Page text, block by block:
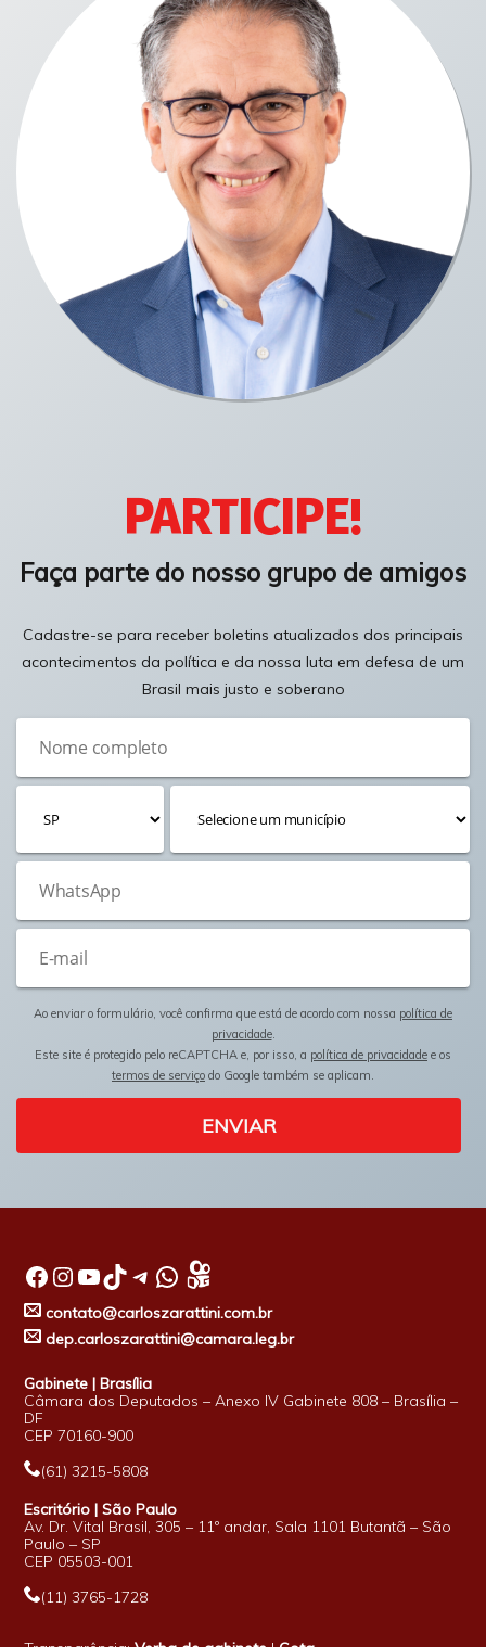
PARTICIPE!
Faça parte do nosso grupo de amigos
Cadastre-se para receber boletins atualizados dos principais
acontecimentos da política e da nossa luta em defesa de um
Brasil mais justo e soberano
Ao enviar o formulário, você confirma que está de acordo com nossa política de
privacidade.
Este site é protegido pelo reCAPTCHA e, por isso, a política de privacidade e os
termos de serviço do Google também se aplicam.
ENVIAR
Facebook InstagramYoutube TikTok Telegram WhatsApp
contato@carloszarattini.com.br
dep.carloszarattini@camara.leg.br
Gabinete | Brasília
Câmara dos Deputados – Anexo IV Gabinete 808 – Brasília –
DF
CEP 70160-900
(61) 3215-5808
Escritório | São Paulo
Av. Dr. Vital Brasil, 305 – 11º andar, Sala 1101 Butantã – São
Paulo – SP
CEP 05503-001
(11) 3765-1728